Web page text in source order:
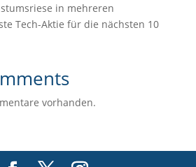
in mehreren
Tech-Aktie für die nächsten 10
vorhanden.